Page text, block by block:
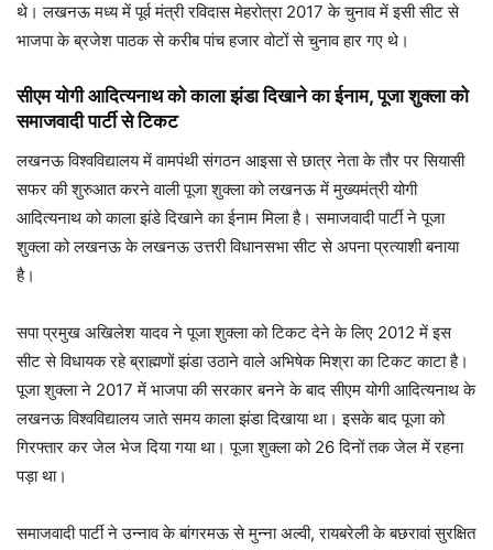
थे। लखनऊ मध्य में पूर्व मंत्री रविदास मेहरोत्रा 2017 के चुनाव में इसी सीट से
भाजपा के ब्रजेश पाठक से करीब पांच हजार वोटों से चुनाव हार गए थे।
सीएम योगी आदित्यनाथ को काला झंडा दिखाने का ईनाम, पूजा शुक्ला को
समाजवादी पार्टी से टिकट
लखनऊ विश्वविद्यालय में वामपंथी संगठन आइसा से छात्र नेता के तौर पर सियासी
सफर की शुरुआत करने वाली पूजा शुक्ला को लखनऊ में मुख्यमंत्री योगी
आदित्यनाथ को काला झंडे दिखाने का ईनाम मिला है। समाजवादी पार्टी ने पूजा
शुक्ला को लखनऊ के लखनऊ उत्तरी विधानसभा सीट से अपना प्रत्याशी बनाया
है।
सपा प्रमुख अखिलेश यादव ने पूजा शुक्ला को टिकट देने के लिए 2012 में इस
सीट से विधायक रहे ब्राह्मणों झंडा उठाने वाले अभिषेक मिश्रा का टिकट काटा है।
पूजा शुक्ला ने 2017 में भाजपा की सरकार बनने के बाद सीएम योगी आदित्यनाथ के
लखनऊ विश्वविद्यालय जाते समय काला झंडा दिखाया था। इसके बाद पूजा को
गिरफ्तार कर जेल भेज दिया गया था। पूजा शुक्ला को 26 दिनों तक जेल में रहना
पड़ा था।
समाजवादी पार्टी ने उन्नाव के बांगरमऊ से मुन्ना अल्वी, रायबरेली के बछरावां सुरक्षित